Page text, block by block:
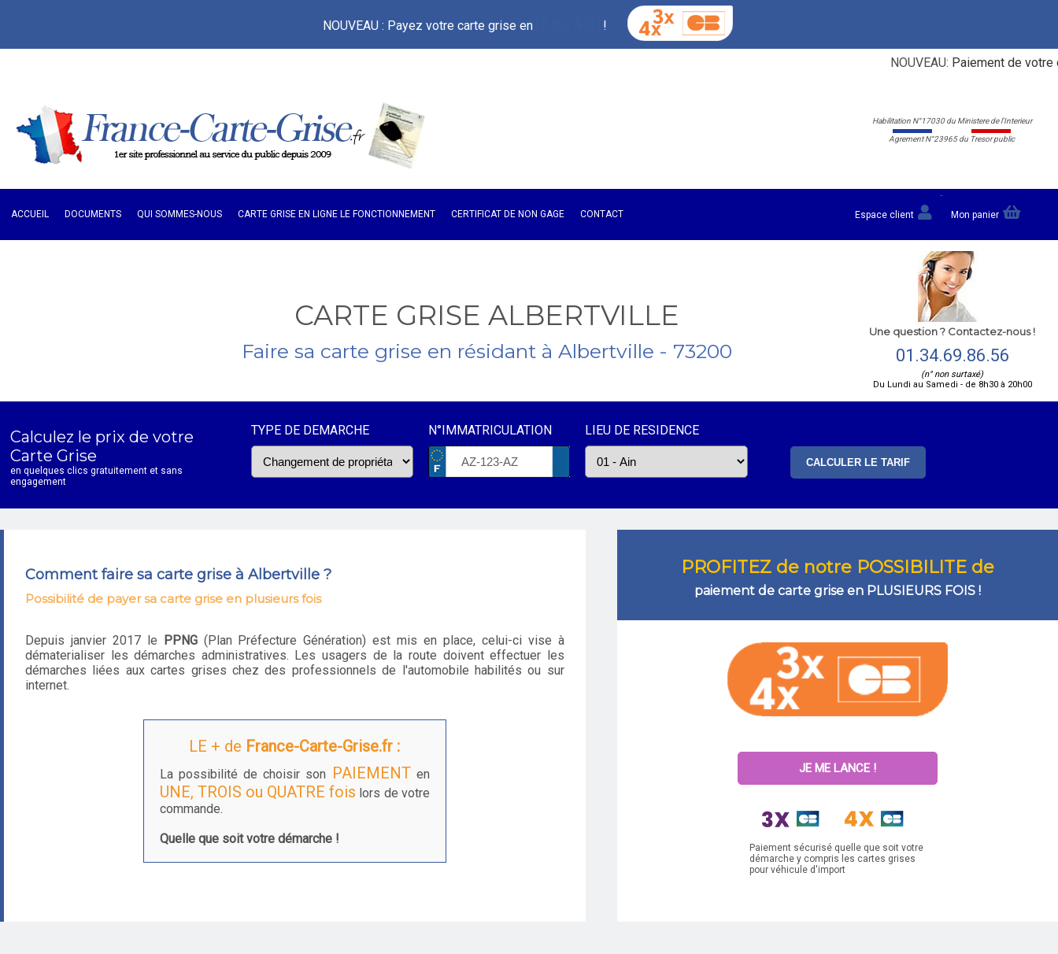
NOUVEAU : Payez votre carte grise en !
NOUVEAU:Paiement de votre
Habilitation N°17030 du Ministere de l'Interieur
Agrement N°23965 du Tresor public
ACCUEIL DOCUMENTS QUI SOMMES-NOUS CARTE GRISE EN LIGNE LE FONCTIONNEMENT CERTIFICAT DE NON GAGE CONTACT Espace client
-
Mon panier
CARTE GRISE ALBERTVILLE
Faire sa carte grise en résidant à Albertville - 73200
Une question ? Contactez-nous !
01.34.69.86.56
(n° non surtaxé)
Du Lundi au Samedi - de 8h30 à 20h00
Calculez le prix de votre
Carte Grise
en quelques clics gratuitement et sans
engagement
TYPE DE DEMARCHE N°IMMATRICULATION LIEU DE RESIDENCE
Comment faire sa carte grise à Albertville ?
Possibilité de payer sa carte grise en plusieurs fois
Depuis janvier 2017 le PPNG(Plan Préfecture Génération) est mis en place, celui-ci vise à
dématerialiser les démarches administratives. Les usagers de la route doivent effectuer les
démarches liées aux cartes grises chez des professionnels de l'automobile habilités ou sur
internet.
LE + de France-Carte-Grise.fr :
La possibilité de choisir son PAIEMENT en
UNE, TROIS ou QUATRE fois lors de votre
commande.
Quelle que soit votre démarche !
PROFITEZ de notre POSSIBILITE de
paiement de carte grise en PLUSIEURS FOIS !
JE ME LANCE !
Paiement sécurisé quelle que soit votre
démarche y compris les cartes grises
pour véhicule d'import